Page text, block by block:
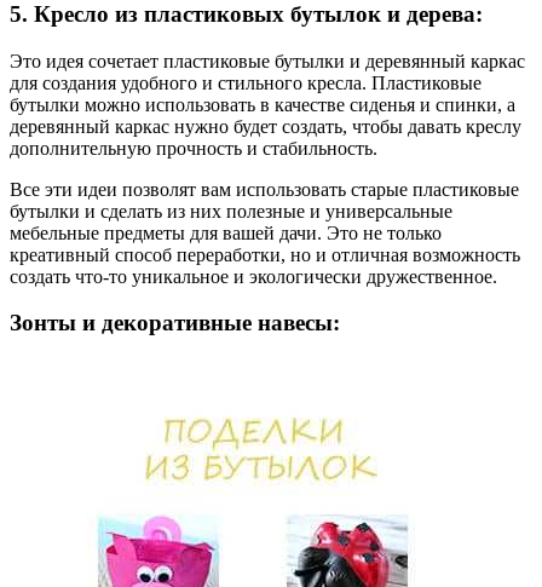
5. Кресло из пластиковых бутылок и дерева:
Это идея сочетает пластиковые бутылки и деревянный каркас
для создания удобного и стильного кресла. Пластиковые
бутылки можно использовать в качестве сиденья и спинки, а
деревянный каркас нужно будет создать, чтобы давать креслу
дополнительную прочность и стабильность.
Все эти идеи позволят вам использовать старые пластиковые
бутылки и сделать из них полезные и универсальные
мебельные предметы для вашей дачи. Это не только
креативный способ переработки, но и отличная возможность
создать что-то уникальное и экологически дружественное.
Зонты и декоративные навесы: